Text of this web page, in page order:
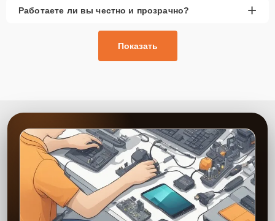
Работаете ли вы честно и прозрачно? +
Показать